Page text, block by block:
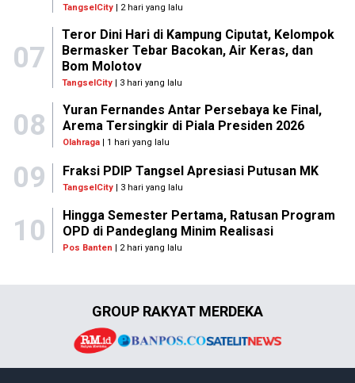
TangselCity| 2 hari yang lalu
07
Teror Dini Hari di Kampung Ciputat, Kelompok
Bermasker Tebar Bacokan, Air Keras, dan
Bom Molotov
TangselCity | 3 hari yang lalu
08
Yuran Fernandes Antar Persebaya ke Final,
Arema Tersingkir di Piala Presiden 2026
Olahraga| 1 hari yang lalu
09 Fraksi PDIP Tangsel Apresiasi Putusan MK
TangselCity | 3 hari yang lalu
10
Hingga Semester Pertama, Ratusan Program
OPD di Pandeglang Minim Realisasi
Pos Banten | 2 hari yang lalu
GROUP RAKYAT MERDEKA